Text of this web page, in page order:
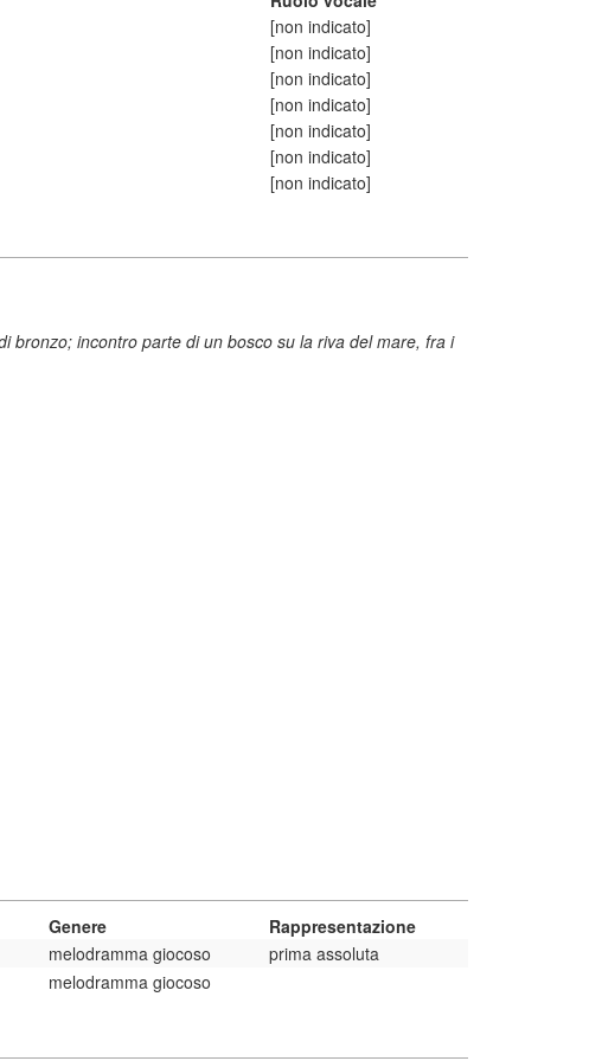
[non indicato]
[non indicato]
[non indicato]
[non indicato]
[non indicato]
[non indicato]
[non indicato]
bronzo; incontro parte di un bosco su la riva del mare, fra i
Genere
Rappresentazione
melodramma giocoso
prima assoluta
melodramma giocoso